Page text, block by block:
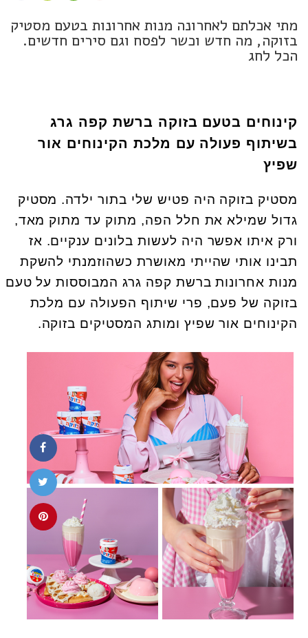
מתי אכלתם לאחרונה מנות אחרונות בטעם מסטיק
בזוקה, מה חדש וכשר לפסח וגם סירים חדשים.
הכל לחג
קינוחים בטעם בזוקה ברשת קפה גרג
בשיתוף פעולה עם מלכת הקינוחים אור
שפיץ
מסטיק בזוקה היה פטיש שלי בתור ילדה. מסטיק
גדול שמילא את חלל הפה, מתוק עד מתוק מאד,
ורק איתו אפשר היה לעשות בלונים ענקיים. אז
תבינו אותי שהייתי מאושרת כשהוזמנתי להשקת
מנות אחרונות ברשת קפה גרג המבוססות על טעם
בזוקה של פעם, פרי שיתוף הפעולה עם מלכת
הקינוחים אור שפיץ ומותג המסטיקים בזוקה.